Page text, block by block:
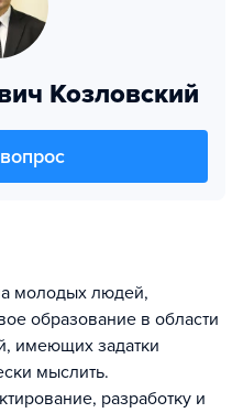
Козловский
молодых людей,
образование в области
имеющих задатки
мыслить.
разработку и